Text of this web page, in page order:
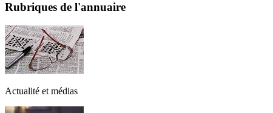
Rubriques de l'annuaire
Actualité et médias